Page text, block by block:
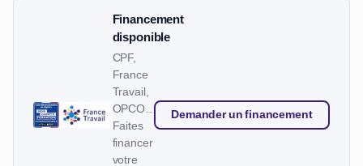
Financement
disponible
CPF,
France
Travail,
OPCO…
Faites
financer
votre
Demander un financement